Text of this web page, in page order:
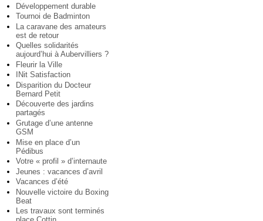
Développement durable
Tournoi de Badminton
La caravane des amateurs
est de retour
Quelles solidarités
aujourd’hui à Aubervilliers ?
Fleurir la Ville
INit Satisfaction
Disparition du Docteur
Bernard Petit
Découverte des jardins
partagés
Grutage d’une antenne
GSM
Mise en place d’un
Pédibus
Votre « profil » d’internaute
Jeunes : vacances d’avril
Vacances d’été
Nouvelle victoire du Boxing
Beat
Les travaux sont terminés